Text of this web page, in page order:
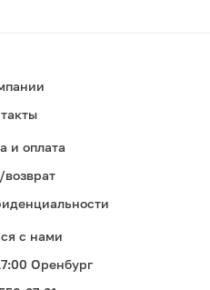
и оплата
с нами
Оренбург